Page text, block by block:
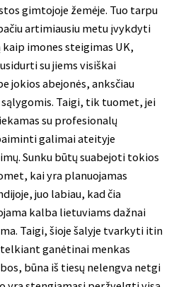
gimtojoje žemėje. Tuo tarpu
artimiausiu metu įvykdyti
imones steigimas UK,
su jiems visiškai
jokios abejonės, anksčiau
Taigi, tik tuomet, jei
su profesionalų
galimai ateityje
Sunku būtų suabejoti tokios
kai yra planuojamas
juo labiau, kad čia
kalba lietuviams dažnai
Taigi, šioje šalyje tvarkyti itin
ganėtinai menkas
būna iš tiesų nelengva netgi